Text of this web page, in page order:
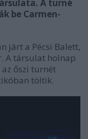
A turné
be Carmen-
járt a Pécsi Balett,
A társulat holnap
őszi turnét
töltik.